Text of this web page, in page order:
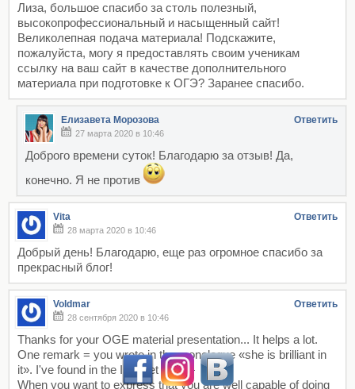
Лиза, большое спасибо за столь полезный,
высокопрофессиональный и насыщенный сайт!
Великолепная подача материала! Подскажите,
пожалуйста, могу я предоставлять своим ученикам
ссылку на ваш сайт в качестве дополнительного
материала при подготовке к ОГЭ? Заранее спасибо.
Елизавета Морозова Ответить
27 марта 2020 в 10:46
Доброго времени суток! Благодарю за отзыв! Да,
конечно. Я не против
Vita Ответить
28 марта 2020 в 10:46
Добрый день! Благодарю, еще раз огромное спасибо за
прекрасный блог!
Voldmar Ответить
28 сентября 2020 в 10:46
Thanks for your OGE material presentation... It helps a lot.
One remark = you wrote in the monologue «she is brilliant in
it». I've found in the Internet this —
When you want to express that you are well capable of doing